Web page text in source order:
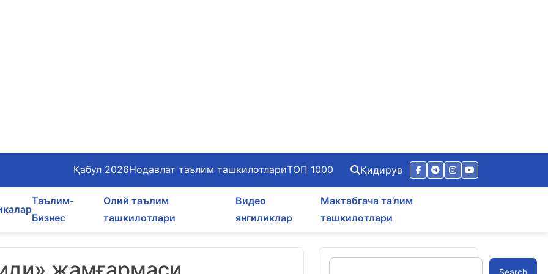
Қабул 2026Нодавлат таълим ташкилотлариТОП 1000 Қидирув
Таълим-
Бизнес
Олий таълим
ташкилотлари
Видео
янгиликлар
Мактабгача та’лим
ташкилотлари
Search